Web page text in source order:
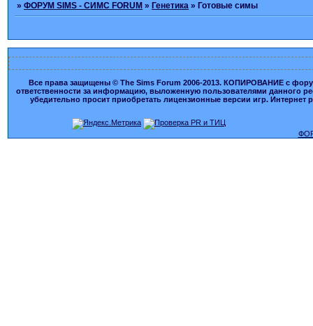
»ФОРУМ SIMS - СИМС FORUM »Генетика »Готовые симы
Все права защищены © The Sims Forum 2006-2013. КОПИРОВАНИЕ с
ответственности за информацию, выложенную пользователями данного
убедительно просит приобретать лицензионные версии игр.